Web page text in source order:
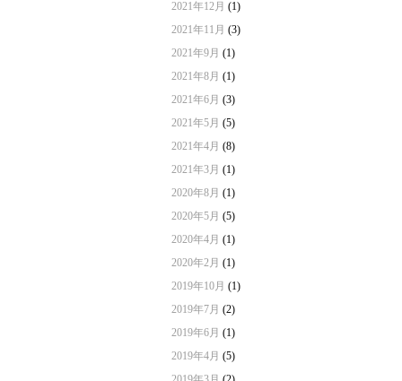
2021年12月 (1)
2021年11月 (3)
2021年9月 (1)
2021年8月 (1)
2021年6月 (3)
2021年5月 (5)
2021年4月 (8)
2021年3月 (1)
2020年8月 (1)
2020年5月 (5)
2020年4月 (1)
2020年2月 (1)
2019年10月 (1)
2019年7月 (2)
2019年6月 (1)
2019年4月 (5)